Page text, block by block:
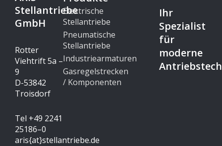
Stellantriebe
GmbH
Rotter
Viehtrift 5a –
9
D-53842
Troisdorf
Tel +49 2241
25186–0
aris{at}stellantriebe.de
Elektrische
Stellantriebe
Pneumatische
Stellantriebe
Industriearmaturen
Gasregelstrecken
/ Komponenten
Ihr
Spezialist
für
moderne